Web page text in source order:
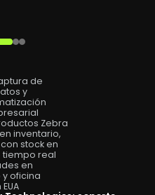
de
y
Zebra
en inventario,
con stock en
tiempo real
en
y oficina